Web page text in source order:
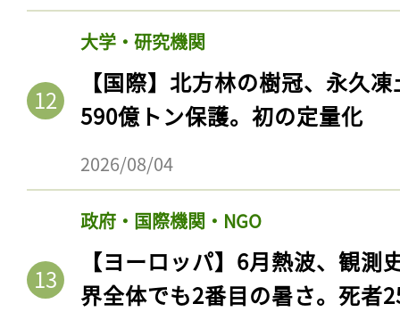
大学・研究機関
【国際】北方林の樹冠、永久
590億トン保護。初の定量化
2026/08/04
政府・国際機関・NGO
【ヨーロッパ】6月熱波、観
界全体でも2番目の暑さ。死者